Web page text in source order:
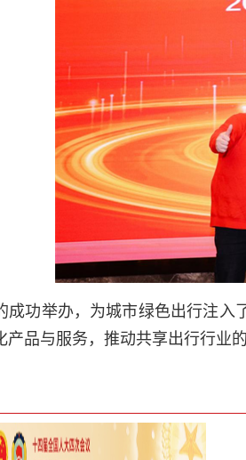
成功举办，为城市绿色出行注入
产品与服务，推动共享出行行业